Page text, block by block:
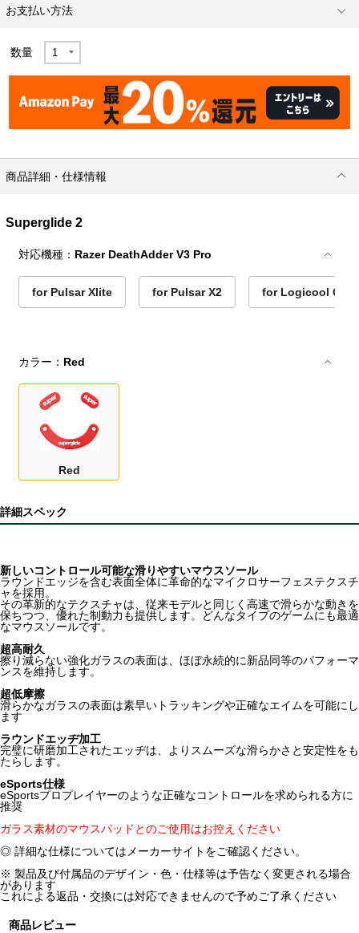
お支払い方法
数量
商品詳細・仕様情報
Superglide 2
対応機種： Razer DeathAdder V3 Pro
for Pulsar Xlite for Pulsar X2 for Logicool G
カラー： Red
Red
詳細スペック
新しいコントロール可能な滑りやすいマウスソール
ラウンドエッジを含む表面全体に革命的なマイクロサーフェステクスチ
ャを採用。
その革新的なテクスチャは、従来モデルと同じく高速で滑らかな動きを
保ちつつ、優れた制動力も提供します。どんなタイプのゲームにも最適
なマウスソールです。
超高耐久
擦り減らない強化ガラスの表面は、ほぼ永続的に新品同等のパフォーマ
ンスを維持します。
超低摩擦
滑らかなガラスの表面は素早いトラッキングや正確なエイムを可能にし
ます
ラウンドエッヂ加工
完璧に研磨加工されたエッヂは、よりスムーズな滑らかさと安定性をも
たらします。
eSports仕様
eSportsプロプレイヤーのような正確なコントロールを求められる方に
推奨
ガラス素材のマウスパッドとのご使用はお控えください
◎ 詳細な仕様についてはメーカーサイトをご確認ください。
※ 製品及び付属品のデザイン・色・仕様等は予告なく変更される場合
があります
これによる返品・交換には対応できませんので予めご了承ください
商品レビュー